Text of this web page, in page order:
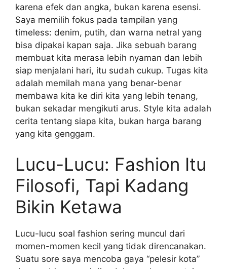
karena efek dan angka, bukan karena esensi.
Saya memilih fokus pada tampilan yang
timeless: denim, putih, dan warna netral yang
bisa dipakai kapan saja. Jika sebuah barang
membuat kita merasa lebih nyaman dan lebih
siap menjalani hari, itu sudah cukup. Tugas kita
adalah memilah mana yang benar-benar
membawa kita ke diri kita yang lebih tenang,
bukan sekadar mengikuti arus. Style kita adalah
cerita tentang siapa kita, bukan harga barang
yang kita genggam.
Lucu-Lucu: Fashion Itu
Filosofi, Tapi Kadang
Bikin Ketawa
Lucu-lucu soal fashion sering muncul dari
momen-momen kecil yang tidak direncanakan.
Suatu sore saya mencoba gaya “pelesir kota”